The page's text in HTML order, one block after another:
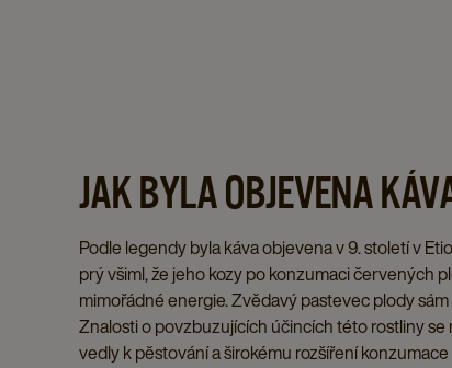
JAK BYLA OBJEVENA
Podle legendy byla káva objevena v 9. století v
prý všiml, že jeho kozy po konzumaci červených
mimořádné energie. Zvědavý pastevec plody
Znalosti o povzbuzujících účincích této rostliny
vedly k pěstování a širokému rozšíření konzumace